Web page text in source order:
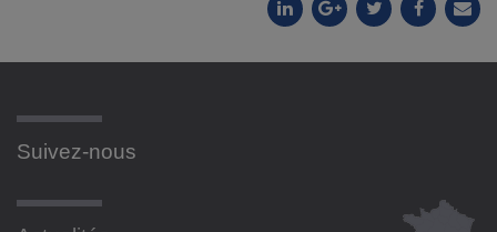
Suivez-nous